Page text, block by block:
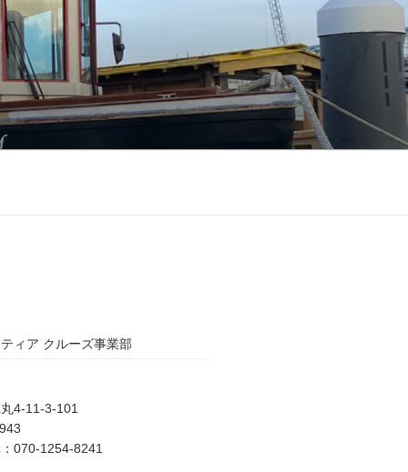
ィア クルーズ事業部
4-11-3-101
070-1254-8241